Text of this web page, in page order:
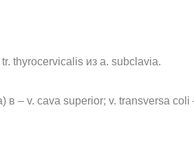
thyrocervicalis из a. subclavia.
в – v. cava superior; v. transversa coli